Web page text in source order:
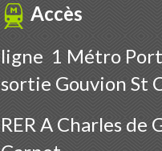
Accès
ligne 1 Métro
sortie Gouvion St
RER A Charles de